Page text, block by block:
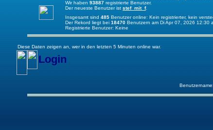
Wir haben93887registrierte Benutzer.
Der neueste Benutzer ist stef_mit_f.
Insgesamt sind 485 Benutzer online: Kein registrierter, kein
Der Rekord liegt bei 18470 Benutzern am Di Apr 07, 2026 12:30
Registrierte Benutzer: Keine
Diese Daten zeigen an, wer in den letzten 5 Minuten online war.
Login
Benutzername: